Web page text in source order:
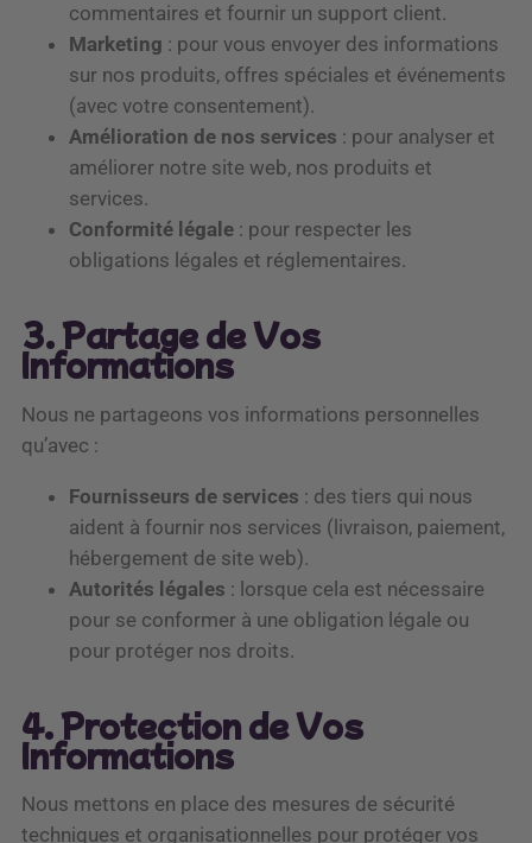
commentaires et fournir un support client.
Marketing : pour vous envoyer des informations
sur nos produits, offres spéciales et événements
(avec votre consentement).
Amélioration de nos services : pour analyser et
améliorer notre site web, nos produits et
services.
Conformité légale : pour respecter les
obligations légales et réglementaires.
3. Partage de Vos
Informations
Nous ne partageons vos informations personnelles
qu’avec :
Fournisseurs de services : des tiers qui nous
aident à fournir nos services (livraison, paiement,
hébergement de site web).
Autorités légales : lorsque cela est nécessaire
pour se conformer à une obligation légale ou
pour protéger nos droits.
4. Protection de Vos
Informations
Nous mettons en place des mesures de sécurité
techniques et organisationnelles pour protéger vos